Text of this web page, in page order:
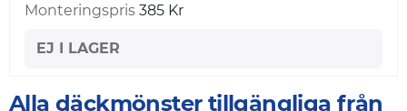
Monteringspris 385 Kr
EJ I LAGER
Alla däckmönster tillgängliga från